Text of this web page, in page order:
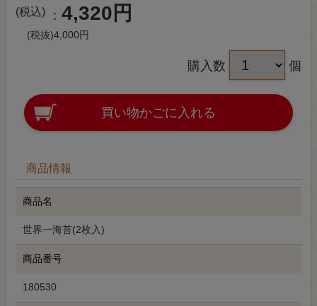
(税込)
4,320円
(税抜)4,000円
購入数 個
買い物かごに入れる
商品情報
商品名
世界一海苔(2枚入)
商品番号
180530